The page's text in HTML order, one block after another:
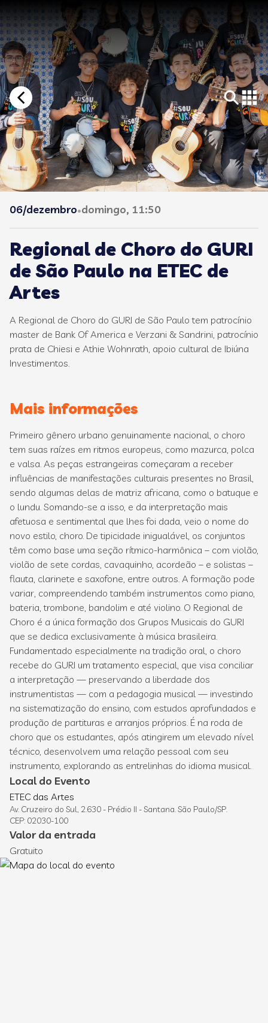
06/dezembro•domingo, 11:50
Regional de Choro do GURI
de São Paulo na ETEC de
Artes
A Regional de Choro do GURI de São Paulo tem patrocínio
master de Bank Of America e Verzani & Sandrini, patrocínio
prata de Chiesi e Athie Wohnrath, apoio cultural de Ibiúna
Investimentos.
Mais informações
Primeiro gênero urbano genuinamente nacional, o choro
tem suas raízes em ritmos europeus, como mazurca, polca
e valsa. As peças estrangeiras começaram a receber
influências de manifestações culturais presentes no Brasil,
sendo algumas delas de matriz africana, como o batuque e
o lundu. Somando-se a isso, e da interpretação mais
afetuosa e sentimental que lhes foi dada, veio o nome do
novo estilo, choro. De tipicidade inigualável, os conjuntos
têm como base uma seção rítmico-harmônica – com violão,
violão de sete cordas, cavaquinho, acordeão – e solistas –
flauta, clarinete e saxofone, entre outros. A formação pode
variar, compreendendo também instrumentos como piano,
bateria, trombone, bandolim e até violino. O Regional de
Choro é a única formação dos Grupos Musicais do GURI
que se dedica exclusivamente à música brasileira.
Fundamentado especialmente na tradição oral, o choro
recebe do GURI um tratamento especial, que visa conciliar
a interpretação — preservando a liberdade dos
instrumentistas — com a pedagogia musical — investindo
na sistematização do ensino, com estudos aprofundados e
produção de partituras e arranjos próprios. É na roda de
choro que os estudantes, após atingirem um elevado nível
técnico, desenvolvem uma relação pessoal com seu
instrumento, explorando as entrelinhas do idioma musical.
Local do Evento
ETEC das Artes
Av. Cruzeiro do Sul, 2.630 - Prédio II - Santana. São Paulo/SP.
CEP: 02030-100
Valor da entrada
Gratuito